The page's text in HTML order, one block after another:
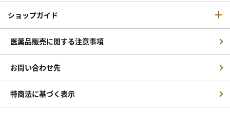
ショップガイド
医薬品販売に関する注意事項
お問い合わせ先
特商法に基づく表示